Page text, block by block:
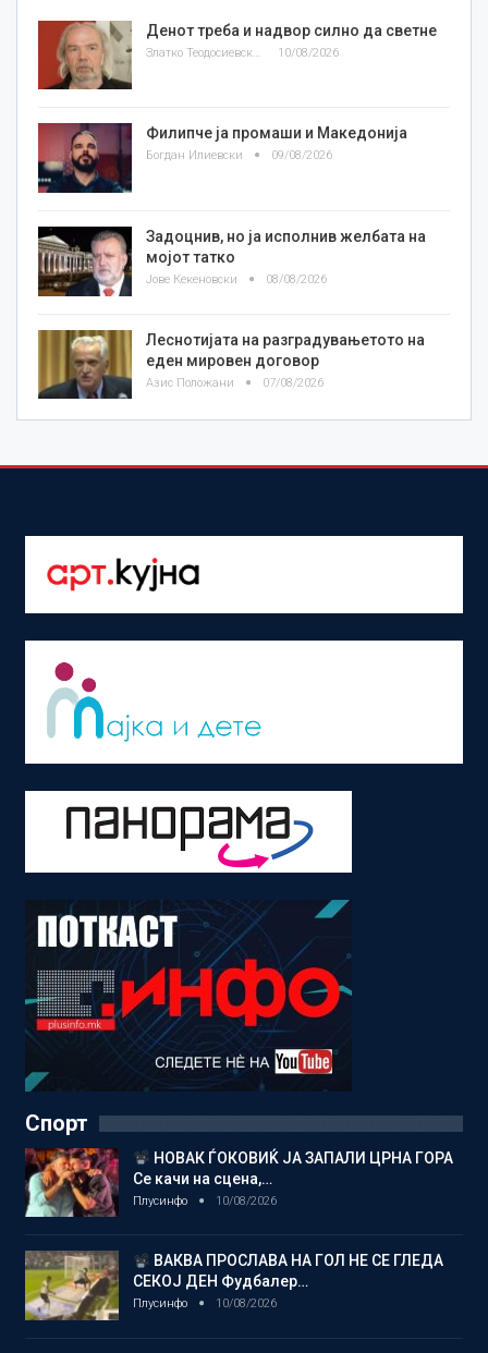
Денот треба и надвор силно да светне
Златко Теодосиевски 10/08/2026
Филипче ја промаши и Македонија
Богдан Илиевски 09/08/2026
Задоцнив, но ја исполнив желбата на
мојот татко
Јове Кекеновски 08/08/2026
Леснотијата на разградувањетото на
еден мировен договор
Азис Положани 07/08/2026
Спорт
НОВАК ЃОКОВИЌ ЈА ЗАПАЛИ ЦРНА ГОРА
Се качи на сцена,…
Плусинфо 10/08/2026
ВАКВА ПРОСЛАВА НА ГОЛ НЕ СЕ ГЛЕДА
СЕКОЈ ДЕН Фудбалер…
Плусинфо 10/08/2026